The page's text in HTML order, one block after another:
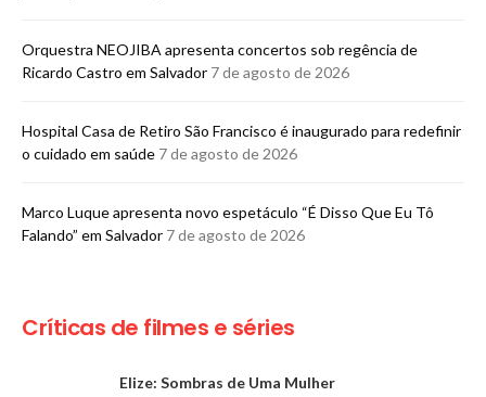
Orquestra NEOJIBA apresenta concertos sob regência de
Ricardo Castro em Salvador 7 de agosto de 2026
Hospital Casa de Retiro São Francisco é inaugurado para redefinir
o cuidado em saúde 7 de agosto de 2026
Marco Luque apresenta novo espetáculo “É Disso Que Eu Tô
Falando” em Salvador 7 de agosto de 2026
Críticas de filmes e séries
Elize: Sombras de Uma Mulher